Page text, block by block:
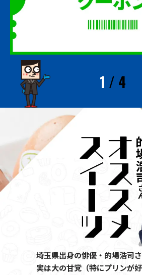
1 / 4
埼玉県出身の俳優・的場浩司さ
実は大の甘党（特にプリンが